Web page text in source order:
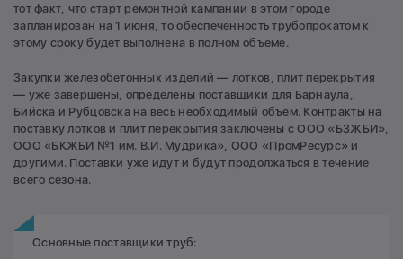
тот факт, что старт ремонтной кампании в этом городе
запланирован на 1 июня, то обеспеченность трубопрокатом к
этому сроку будет выполнена в полном объеме.
Закупки железобетонных изделий — лотков, плит перекрытия
— уже завершены, определены поставщики для Барнаула,
Бийска и Рубцовска на весь необходимый объем. Контракты на
поставку лотков и плит перекрытия заключены с ООО «БЗЖБИ»,
ООО «БКЖБИ №1 им. В.И. Мудрика», ООО «ПромРесурс» и
другими. Поставки уже идут и будут продолжаться в течение
всего сезона.
Основные поставщики труб: